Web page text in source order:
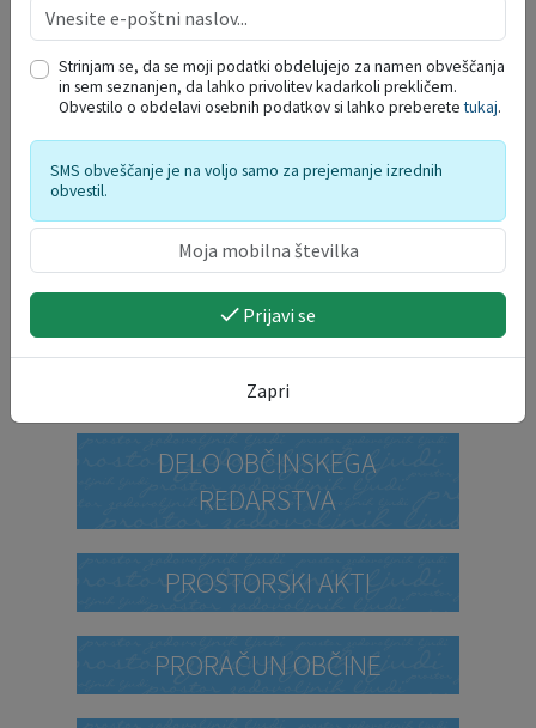
DELO OBČINSKEGA
REDARSTVA
PROSTORSKI AKTI
PRORAČUN OBČINE
Strinjam se, da se moji podatki obdelujejo za namen obveščanja
in sem seznanjen, da lahko privolitev kadarkoli prekličem.
Obvestilo o obdelavi osebnih podatkov si lahko preberetetukaj.
SMS obveščanje je na voljo samo za prejemanje izrednih
obvestil.
Prijavi se
Zapri